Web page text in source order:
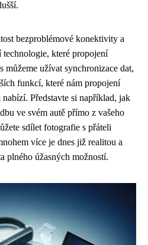
bezproblémové konektivity a
které propojení
užívat synchronizace dat,
funkcí, které nám propojení
Představte si například, jak
ve svém autě přímo z vašeho
sdílet fotografie s přáteli
více je dnes již realitou a
plného úžasných možností.